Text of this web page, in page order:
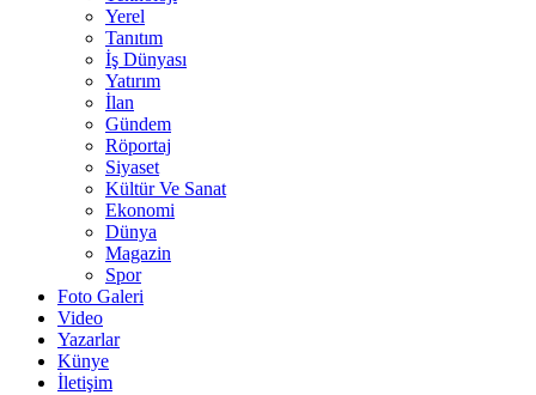
Yerel
Tanıtım
İş Dünyası
Yatırım
İlan
Gündem
Röportaj
Siyaset
Kültür Ve Sanat
Ekonomi
Dünya
Magazin
Spor
Foto Galeri
Video
Yazarlar
Künye
İletişim